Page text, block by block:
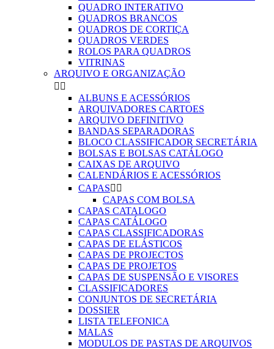
QUADRO INTERATIVO
QUADROS BRANCOS
QUADROS DE CORTIÇA
QUADROS VERDES
ROLOS PARA QUADROS
VITRINAS
ARQUIVO E ORGANIZAÇÃO
 
ALBUNS E ACESSÓRIOS
ARQUIVADORES CARTOES
ARQUIVO DEFINITIVO
BANDAS SEPARADORAS
BLOCO CLASSIFICADOR SECRETÁRIA
BOLSAS E BOLSAS CATÁLOGO
CAIXAS DE ARQUIVO
CALENDÁRIOS E ACESSÓRIOS
CAPAS 
CAPAS COM BOLSA
CAPAS CATALOGO
CAPAS CATÁLOGO
CAPAS CLASSIFICADORAS
CAPAS DE ELÁSTICOS
CAPAS DE PROJECTOS
CAPAS DE PROJETOS
CAPAS DE SUSPENSÃO E VISORES
CLASSIFICADORES
CONJUNTOS DE SECRETÁRIA
DOSSIER
LISTA TELEFONICA
MALAS
MODULOS DE PASTAS DE ARQUIVOS